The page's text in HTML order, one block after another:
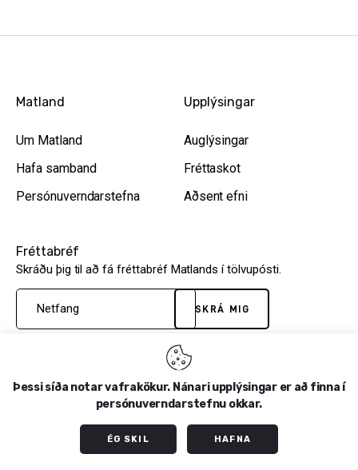
af 5
Matland
Um Matland
Hafa samband
Persónuverndarstefna
Upplýsingar
Auglýsingar
Fréttaskot
Aðsent efni
Fréttabréf
Skráðu þig til að fá fréttabréf Matlands í tölvupósti.
SKRÁ MIG
Matland.is © 2026. Matfélagið ehf. Hrísateig 47,
Þessi síða notar vafrakökur. Nánari upplýsingar er að finna í
persónuverndarstefnu okkar.
ÉG SKIL HAFNA